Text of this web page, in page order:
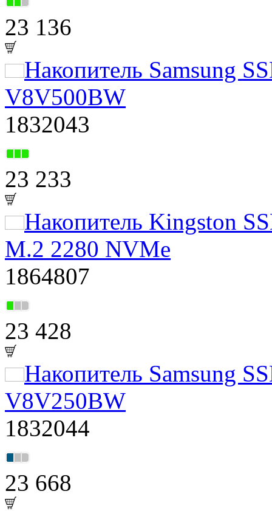
23 136
Накопитель Samsung
V8V500BW
1832043
23 233
Накопитель Kingston
M.2 2280 NVMe
1864807
23 428
Накопитель Samsung
V8V250BW
1832044
23 668